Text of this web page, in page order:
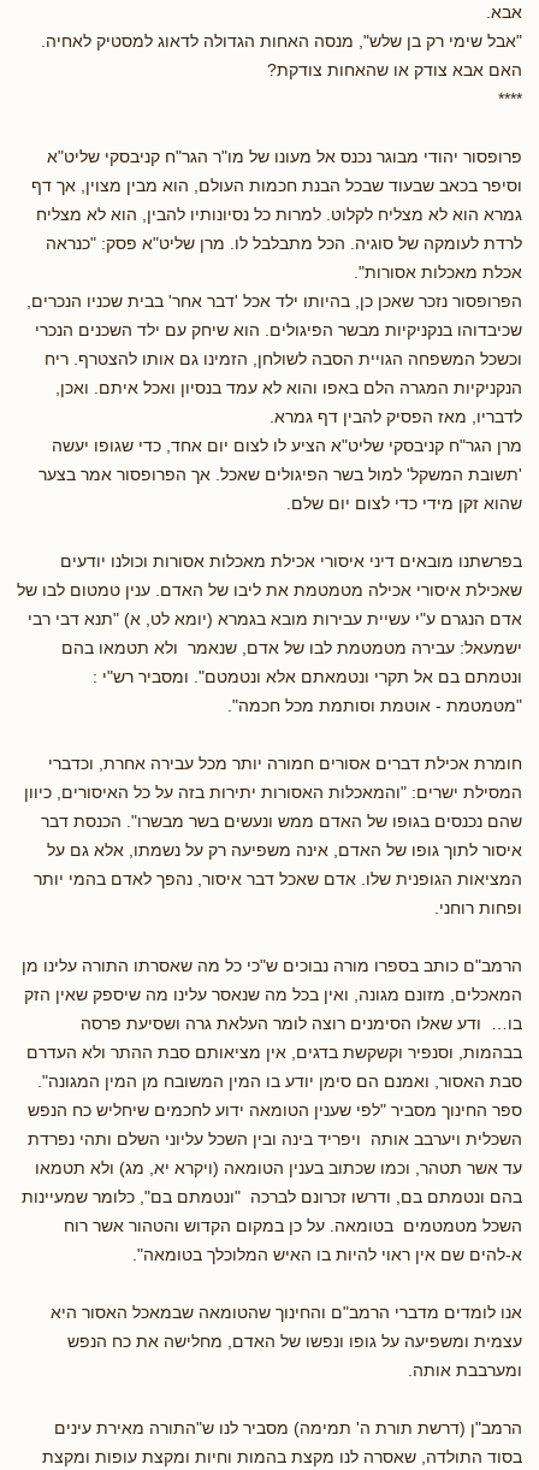
אבא.
"אבל שימי רק בן שלש", מנסה האחות הגדולה לדאוג למסטיק לאחיה.
האם אבא צודק או שהאחות צודקת?
****
פרופסור יהודי מבוגר נכנס אל מעונו של מו"ר הגר"ח קניבסקי שליט"א
וסיפר בכאב שבעוד שבכל הבנת חכמות העולם, הוא מבין מצוין, אך דף
גמרא הוא לא מצליח לקלוט. למרות כל נסיונותיו להבין, הוא לא מצליח
לרדת לעומקה של סוגיה. הכל מתבלבל לו. מרן שליט"א פסק: "כנראה
אכלת מאכלות אסורות".
הפרופסור נזכר שאכן כן, בהיותו ילד אכל 'דבר אחר' בבית שכניו הנכרים,
שכיבדוהו בנקניקיות מבשר הפיגולים. הוא שיחק עם ילד השכנים הנכרי
וכשכל המשפחה הגויית הסבה לשולחן, הזמינו גם אותו להצטרף. ריח
הנקניקיות המגרה הלם באפו והוא לא עמד בנסיון ואכל איתם. ואכן,
לדבריו, מאז הפסיק להבין דף גמרא.
מרן הגר"ח קניבסקי שליט"א הציע לו לצום יום אחד, כדי שגופו יעשה
'תשובת המשקל' למול בשר הפיגולים שאכל. אך הפרופסור אמר בצער
שהוא זקן מידי כדי לצום יום שלם.
בפרשתנו מובאים דיני איסורי אכילת מאכלות אסורות וכולנו יודעים
שאכילת איסורי אכילה מטמטמת את ליבו של האדם. ענין טמטום לבו של
אדם הנגרם ע"י עשיית עבירות מובא בגמרא (יומא לט, א) "תנא דבי רבי
ישמעאל: עבירה מטמטמת לבו של אדם, שנאמר ולא תטמאו בהם
ונטמתם בם אל תקרי ונטמאתם אלא ונטמטם". ומסביר רש"י :
"מטמטמת - אוטמת וסותמת מכל חכמה".
חומרת אכילת דברים אסורים חמורה יותר מכל עבירה אחרת, וכדברי
המסילת ישרים: "והמאכלות האסורות יתירות בזה על כל האיסורים, כיוון
שהם נכנסים בגופו של האדם ממש ונעשים בשר מבשרו". הכנסת דבר
איסור לתוך גופו של האדם, אינה משפיעה רק על נשמתו, אלא גם על
המציאות הגופנית שלו. אדם שאכל דבר איסור, נהפך לאדם בהמי יותר
ופחות רוחני.
הרמב"ם כותב בספרו מורה נבוכים ש"כי כל מה שאסרתו התורה עלינו מן
המאכלים, מזונם מגונה, ואין בכל מה שנאסר עלינו מה שיספק שאין הזק
בו… ודע שאלו הסימנים רוצה לומר העלאת גרה ושסיעת פרסה
בבהמות, וסנפיר וקשקשת בדגים, אין מציאותם סבת ההתר ולא העדרם
סבת האסור, ואמנם הם סימן יודע בו המין המשובח מן המין המגונה".
ספר החינוך מסביר "לפי שענין הטומאה ידוע לחכמים שיחליש כח הנפש
השכלית ויערבב אותה ויפריד בינה ובין השכל עליוני השלם ותהי נפרדת
עד אשר תטהר, וכמו שכתוב בענין הטומאה (ויקרא יא, מג) ולא תטמאו
בהם ונטמתם בם, ודרשו זכרונם לברכה "ונטמתם בם", כלומר שמעיינות
השכל מטמטמים בטומאה. על כן במקום הקדוש והטהור אשר רוח
א-להים שם אין ראוי להיות בו האיש המלוכלך בטומאה".
אנו לומדים מדברי הרמב"ם והחינוך שהטומאה שבמאכל האסור היא
עצמית ומשפיעה על גופו ונפשו של האדם, מחלישה את כח הנפש
ומערבבת אותה.
הרמב"ן (דרשת תורת ה' תמימה) מסביר לנו ש"התורה מאירת עינים
בסוד התולדה, שאסרה לנו מקצת בהמות וחיות ומקצת עופות ומקצת